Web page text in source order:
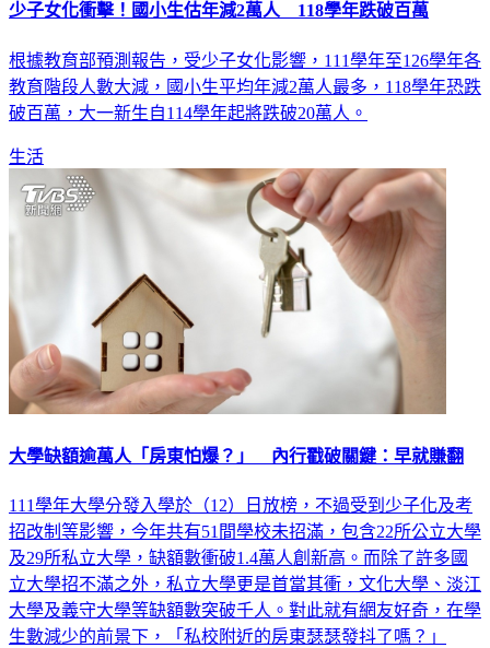
少子女化衝擊！國小生估年減2萬人 118學年跌破百萬
根據教育部預測報告，受少子女化影響，111學年至126學年各
教育階段人數大減，國小生平均年減2萬人最多，118學年恐跌
破百萬，大一新生自114學年起將跌破20萬人。
生活
大學缺額逾萬人「房東怕爆？」 內行戳破關鍵：早就賺翻
111學年大學分發入學於（12）日放榜，不過受到少子化及考
招改制等影響，今年共有51間學校未招滿，包含22所公立大學
及29所私立大學，缺額數衝破1.4萬人創新高。而除了許多國
立大學招不滿之外，私立大學更是首當其衝，文化大學、淡江
大學及義守大學等缺額數突破千人。對此就有網友好奇，在學
生數減少的前景下，「私校附近的房東瑟瑟發抖了嗎？」